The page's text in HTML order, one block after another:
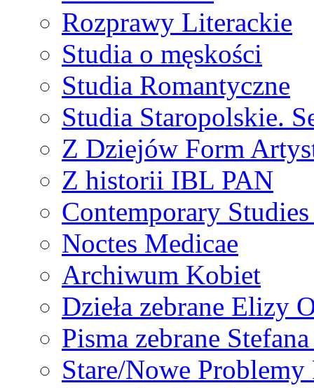
Rozprawy Literackie
Studia o męskości
Studia Romantyczne
Studia Staropolskie.
Z Dziejów Form
Z historii IBL PAN
Contemporary
Noctes Medicae
Archiwum Kobiet
Dzieła zebrane Elizy
Pisma zebrane
Stare/Nowe